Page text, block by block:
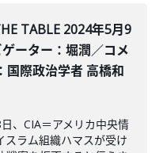
TABLE 2024年5月9
ーター：堀潤／コメ
国際政治学者 高橋和
、CIA＝アメリカ中央情
スラム組織ハマスが受け